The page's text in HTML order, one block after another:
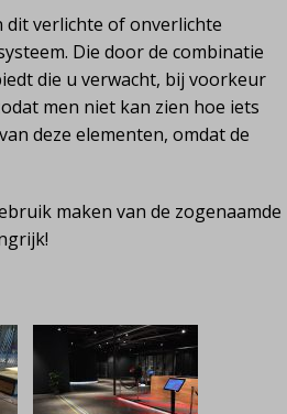
verlichte of onverlichte
Die door de combinatie
die u verwacht, bij voorkeur
men niet kan zien hoe iets
deze elementen, omdat de
maken van de zogenaamde